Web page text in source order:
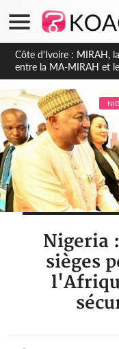
Côte d'Ivoire :
environnement
Nigeria
sièges